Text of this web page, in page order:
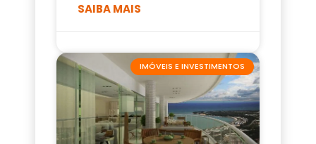
SAIBA MAIS
IMÓVEIS E INVESTIMENTOS